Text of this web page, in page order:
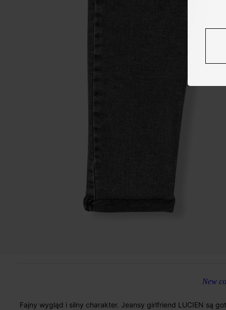
New
Fajny wygląd i silny charakter. Jeansy girlfriend LUCIEN są